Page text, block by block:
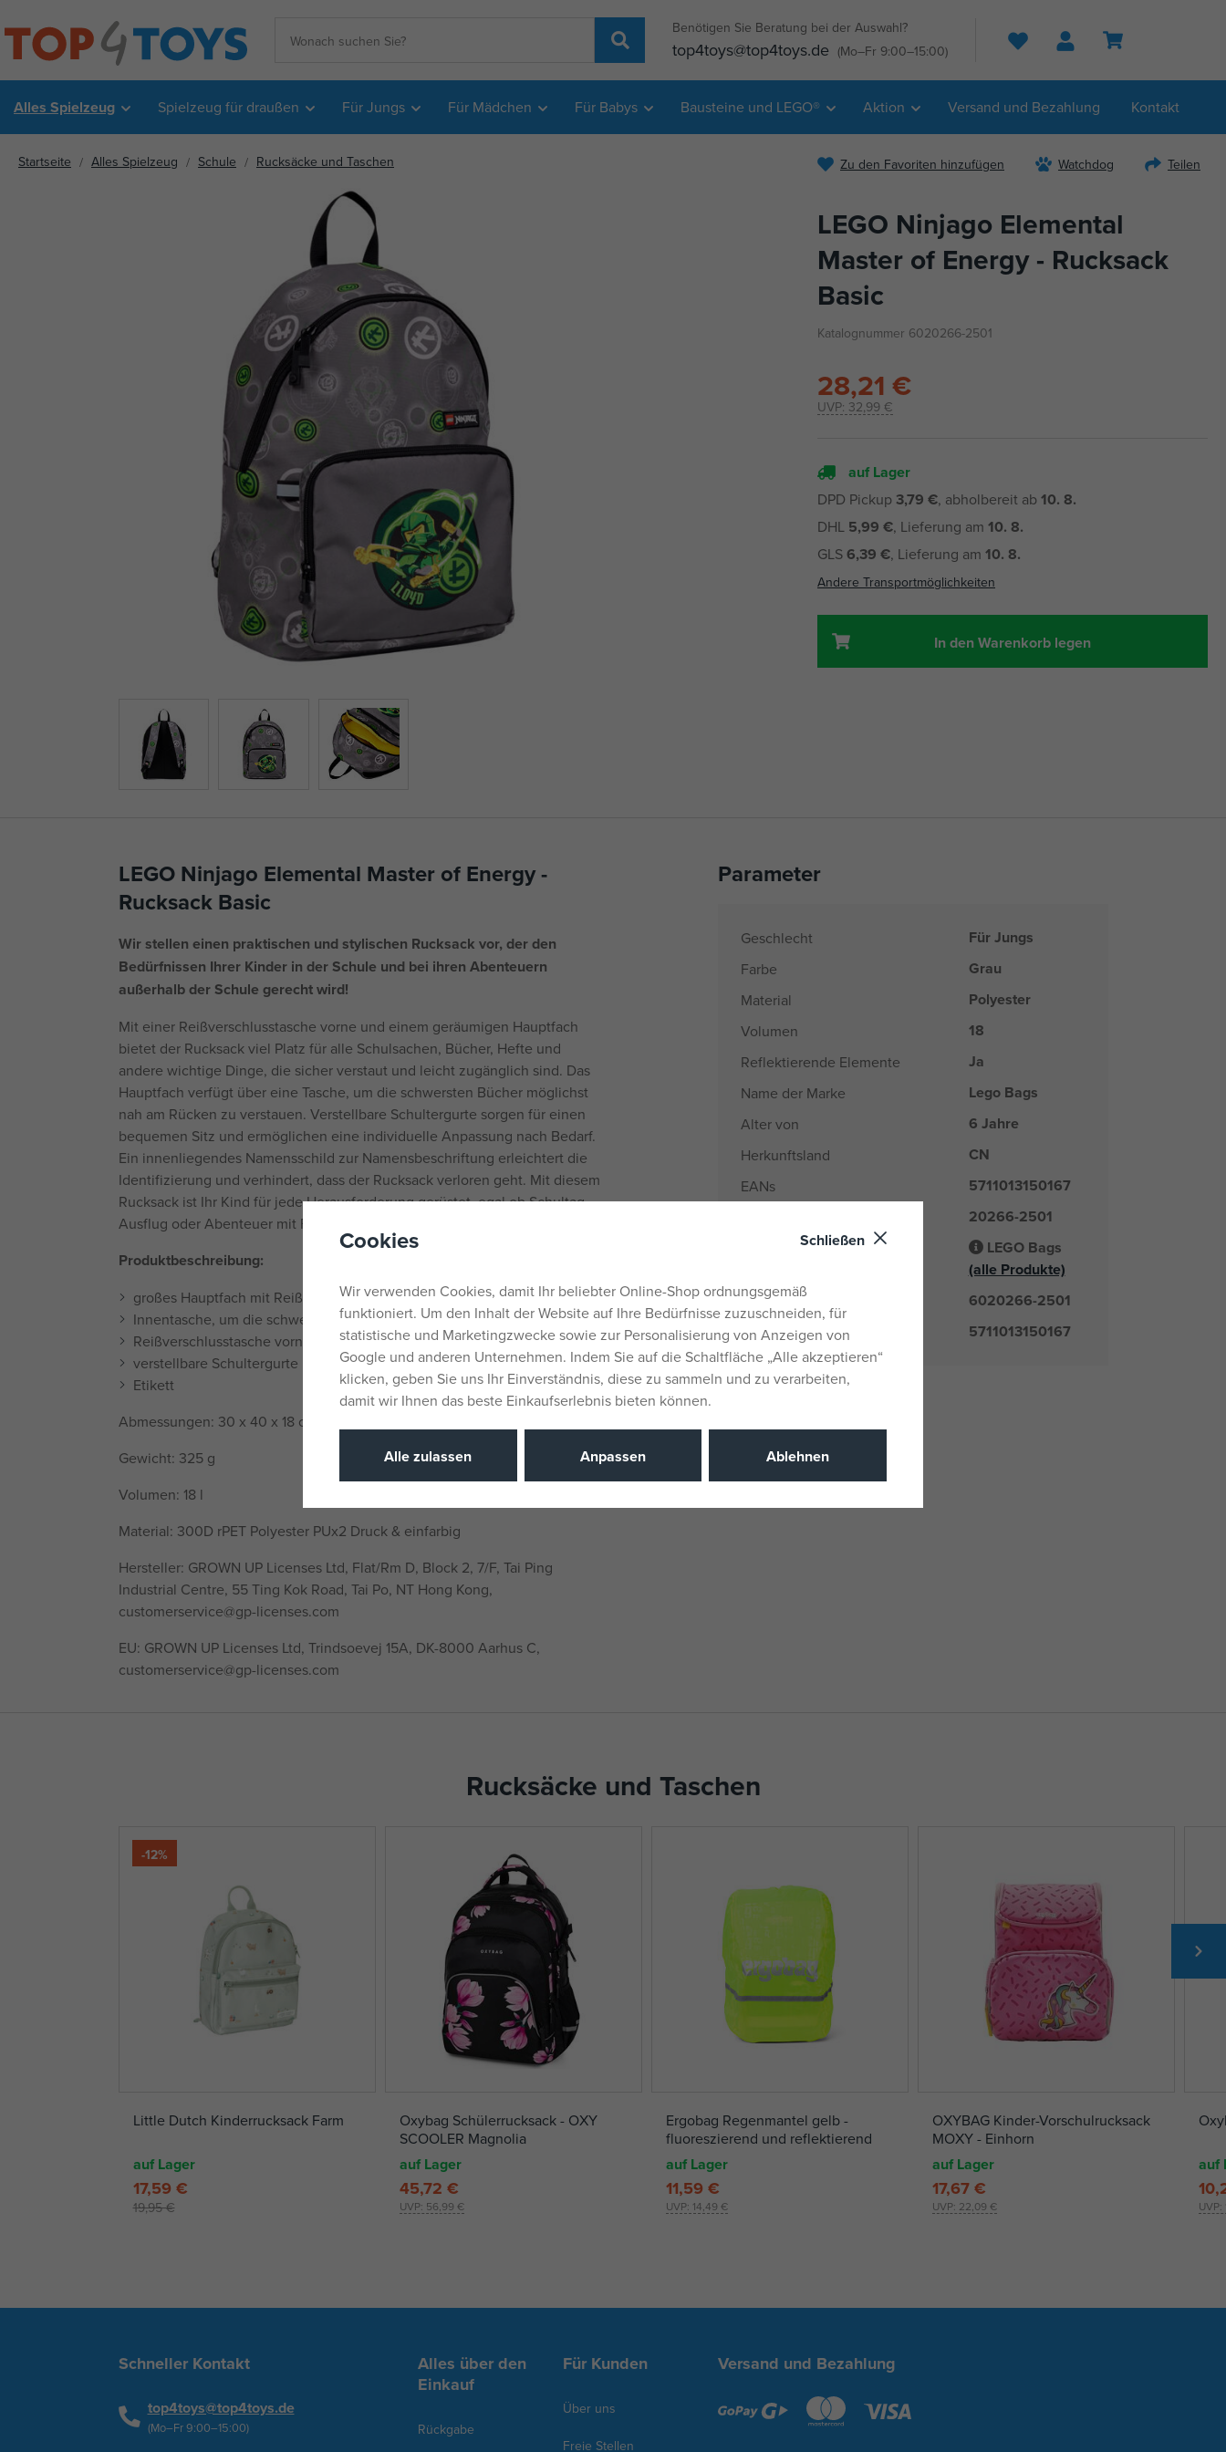
Benötigen Sie Beratung bei der Auswahl?
top4toys@top4toys.de (Mo–Fr 9:00–15:00) Suche
Alles Spielzeug Spielzeug für draußen Für Jungs Für Mädchen Für Babys Bausteine und LEGO® Aktion Versand und Bezahlung Kontakt
Startseite Alles Spielzeug Schule Rucksäcke und Taschen Zu den Favoriten hinzufügen Watchdog Teilen
LEGO Ninjago Elemental
Master of Energy - Rucksack
Basic
Katalognummer 6020266-2501
UVP: 32,99 €
28,21 €
auf Lager
DPD Pickup 3,79 €, abholbereit ab 10. 8.
DHL 5,99 €, Lieferung am 10. 8.
GLS6,39 €, Lieferung am 10. 8.
Andere Transportmöglichkeiten
In den Warenkorb legen
LEGO Ninjago Elemental Master of Energy -
Rucksack Basic
Wir stellen einen praktischen und stylischen Rucksack vor, der den
Bedürfnissen Ihrer Kinder in der Schule und bei ihren Abenteuern
außerhalb der Schule gerecht wird!
Mit einer Reißverschlusstasche vorne und einem geräumigen Hauptfach
bietet der Rucksack viel Platz für alle Schulsachen, Bücher, Hefte und
andere wichtige Dinge, die sicher verstaut und leicht zugänglich sind. Das
Hauptfach verfügt über eine Tasche, um die schwersten Bücher möglichst
nah am Rücken zu verstauen. Verstellbare Schultergurte sorgen für einen
bequemen Sitz und ermöglichen eine individuelle Anpassung nach Bedarf.
Ein innenliegendes Namensschild zur Namensbeschriftung erleichtert die
Identifizierung und verhindert, dass der Rucksack verloren geht. Mit diesem
Rucksack ist Ihr Kind für jede Herausforderung gerüstet, egal ob Schultag,
Ausflug oder Abenteuer mit Freunden.
Produktbeschreibung:
großes Hauptfach mit Reißverschluss
Innentasche, um die schwersten Bücher nah am Rücken zu tragen
Reißverschlusstasche vorne
verstellbare Schultergurte
Etikett
Abmessungen: 30 x 40 x 18 cm (B x H x T)
Gewicht: 325 g
Volumen: 18 l
Material: 300D rPET Polyester PUx2 Druck & einfarbig
Hersteller: GROWN UP Licenses Ltd, Flat/Rm D, Block 2, 7/F, Tai Ping
Industrial Centre, 55 Ting Kok Road, Tai Po, NT Hong Kong,
customerservice@gp-licenses.com
EU: GROWN UP Licenses Ltd, Trindsoevej 15A, DK-8000 Aarhus C,
customerservice@gp-licenses.com
Parameter
Geschlecht Für Jungs
Farbe Grau
Material Polyester
Volumen 18
Reflektierende Elemente Ja
Name der Marke Lego Bags
Alter von 6 Jahre
Herkunftsland CN
EANs 5711013150167
20266-2501
LEGO Bags
(alle Produkte)
Katalognummer 6020266-2501
EAN 5711013150167
Rucksäcke und Taschen
-12%
Little Dutch Kinderrucksack Farm
auf Lager
19,95 €
17,59 €
Oxybag Schülerrucksack - OXY
SCOOLER Magnolia
auf Lager
UVP: 56,99 €
45,72 €
Ergobag Regenmantel gelb -
fluoreszierend und reflektierend
auf Lager
UVP: 14,49 €
11,59 €
OXYBAG Kinder-Vorschulrucksack
MOXY - Einhorn
auf Lager
UVP: 22,09 €
17,67 €
auf
UVP:
Schneller Kontakt
top4toys@top4toys.de
(Mo–Fr 9:00–15:00)
Alles über den
Einkauf
Rückgabe
Für Kunden
Über uns
Freie Stellen
Versand und Bezahlung
Cookies Schließen
Wir verwenden Cookies, damit Ihr beliebter Online-Shop ordnungsgemäß
funktioniert. Um den Inhalt der Website auf Ihre Bedürfnisse zuzuschneiden, für
statistische und Marketingzwecke sowie zur Personalisierung von Anzeigen von
Google und anderen Unternehmen. Indem Sie auf die Schaltfläche „Alle akzeptieren“
klicken, geben Sie uns Ihr Einverständnis, diese zu sammeln und zu verarbeiten,
damit wir Ihnen das beste Einkaufserlebnis bieten können.
Alle zulassen Anpassen Ablehnen